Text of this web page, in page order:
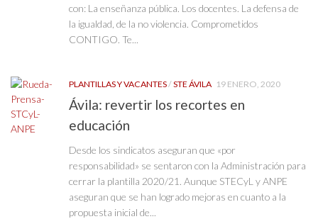
con: La enseñanza pública. Los docentes. La defensa de
la igualdad, de la no violencia. Comprometidos
CONTIGO. Te...
PLANTILLAS Y VACANTES/STE ÁVILA 19 ENERO, 2020
Ávila: revertir los recortes en
educación
Desde los sindicatos aseguran que «por
responsabilidad» se sentaron con la Administración para
cerrar la plantilla 2020/21. Aunque STECyL y ANPE
aseguran que se han logrado mejoras en cuanto a la
propuesta inicial de...